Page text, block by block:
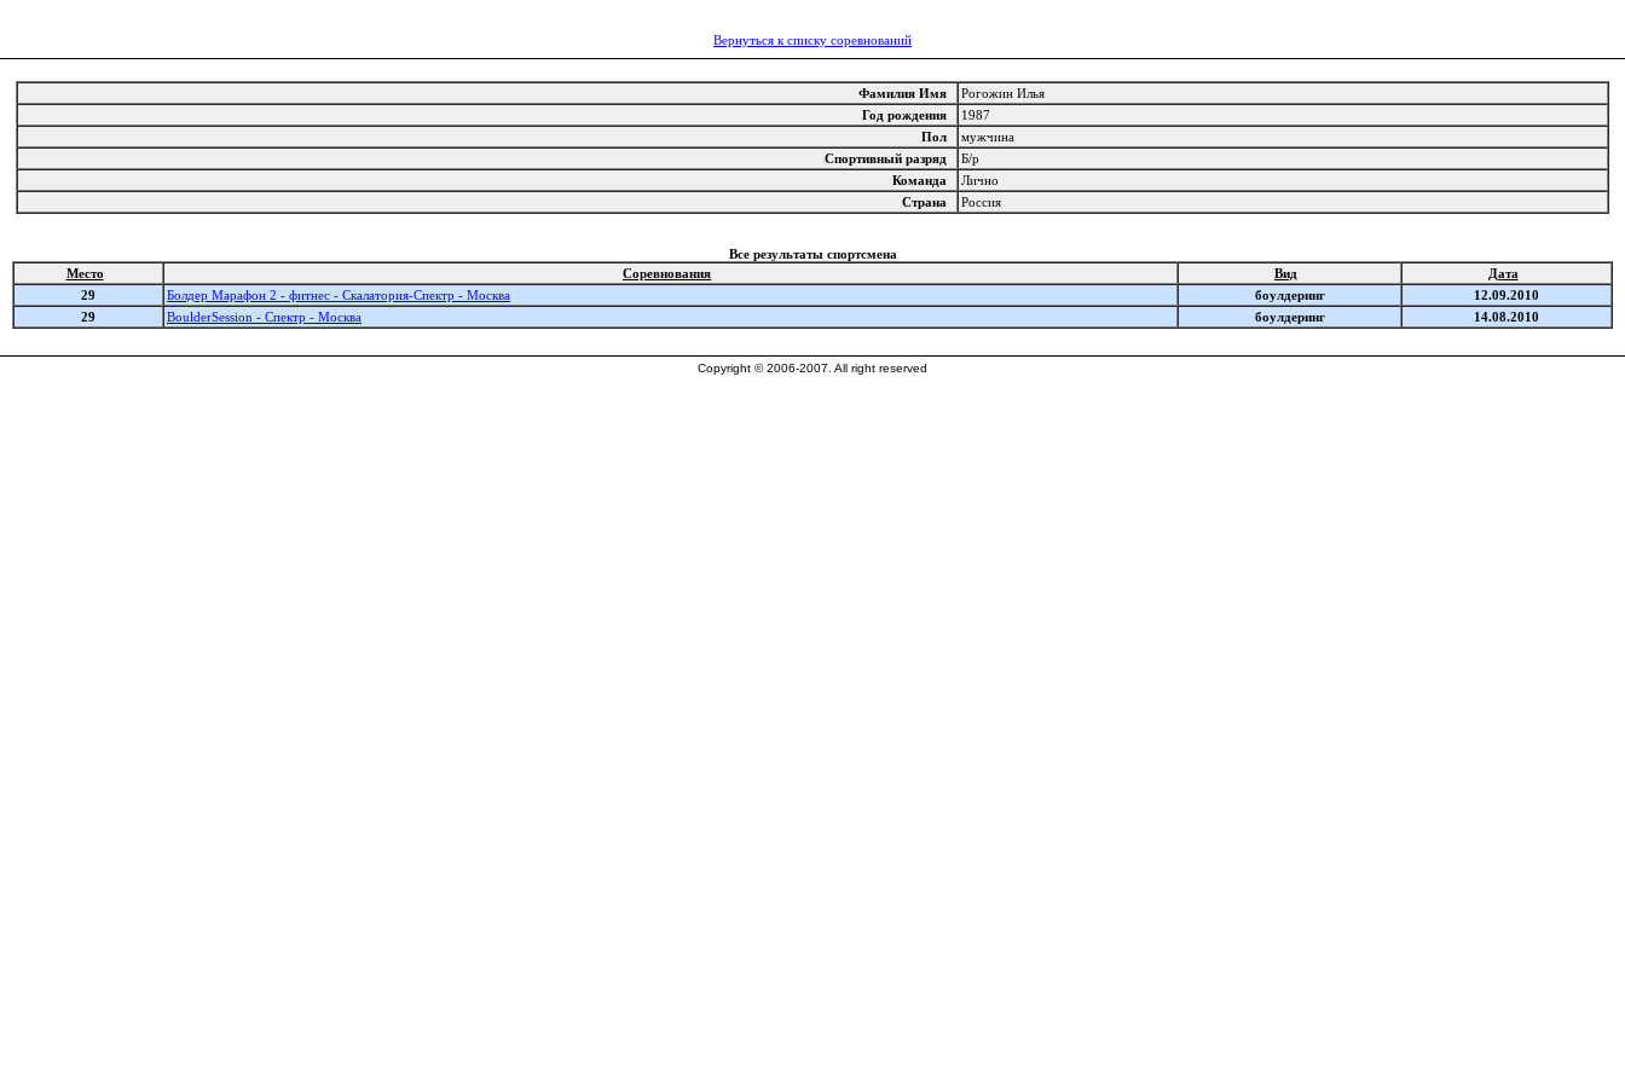
Вернуться к списку соревнований
Фамилия Имя
Рогожин Илья
Год рождения
1987
Пол
мужчина
Спортивный разряд
Б/р
Команда
Лично
Страна
Россия
Все результаты спортсмена
Место
Соревнования Вид
Дата
29
Болдер Марафон 2 - фитнес - Скалатория-Спектр - Москва боулдеринг
12.09.2010
29
BoulderSession - Спектр - Москва боулдеринг 14.08.2010
Copyright © 2006-2007. All right reserved